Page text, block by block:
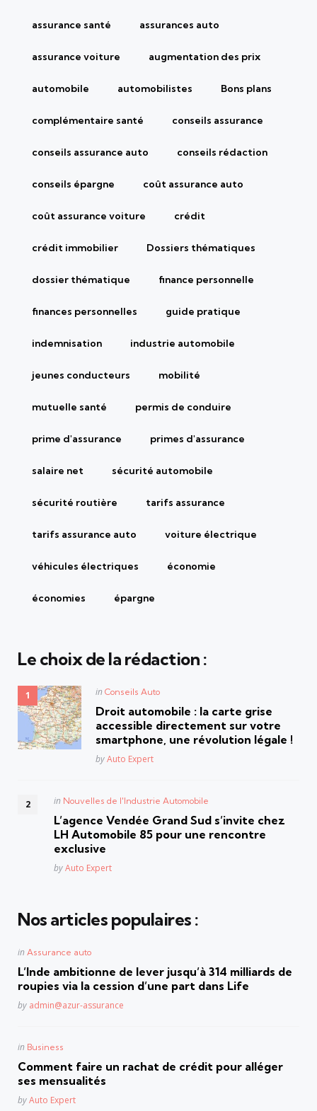
assurance santé assurances auto
assurance voiture augmentation des prix
automobile automobilistes Bons plans
complémentaire santé conseils assurance
conseils assurance auto conseils rédaction
conseils épargne coût assurance auto
coût assurance voiture crédit
crédit immobilier Dossiers thématiques
dossier thématique finance personnelle
finances personnelles guide pratique
indemnisation industrie automobile
jeunes conducteurs mobilité
mutuelle santé permis de conduire
prime d'assurance primes d'assurance
salaire net sécurité automobile
sécurité routière tarifs assurance
tarifs assurance auto voiture électrique
véhicules électriques économie
économies épargne
Le choix de la rédaction :
Posted
in Conseils Auto
Droit automobile : la carte grise
accessible directement sur votre
smartphone, une révolution légale !
Posted
byAuto Expert
Posted
in Nouvelles de l'Industrie Automobile
L’agence Vendée Grand Sud s’invite chez
LH Automobile 85 pour une rencontre
exclusive
Posted
byAuto Expert
Nos articles populaires :
Posted
in Assurance auto
L’Inde ambitionne de lever jusqu’à 314 milliards de
roupies via la cession d’une part dans Life
Posted
by admin@azur-assurance
Posted
in Business
Comment faire un rachat de crédit pour alléger
ses mensualités
Posted
byAuto Expert